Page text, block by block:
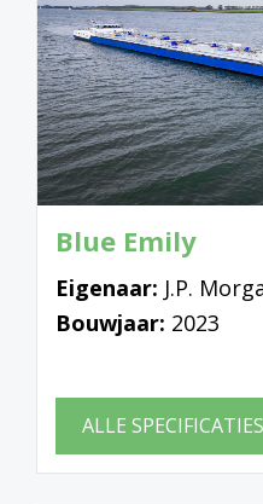
Blue Emily
Eigenaar: J.P.
Bouwjaar: 2023
ALLE SPECIFICATIES